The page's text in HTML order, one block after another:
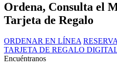
Ordena, Consulta el
Tarjeta de Regalo
ORDENAR EN LÍNEA
TARJETA DE REGALO
Encuéntranos